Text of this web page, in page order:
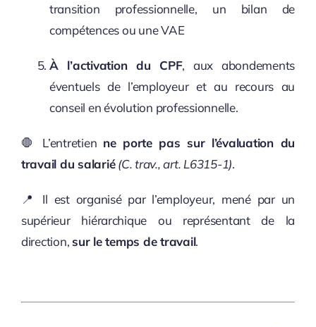
transition professionnelle, un bilan de
compétences ou une VAE
À l’activation du CPF, aux abondements
éventuels de l’employeur et au recours au
conseil en évolution professionnelle.
🛑 L’entretien ne porte pas sur l’évaluation du
travail du salarié (C. trav., art. L6315-1).
📍 Il est organisé par l’employeur, mené par un
supérieur hiérarchique ou représentant de la
direction,sur le temps de travail.